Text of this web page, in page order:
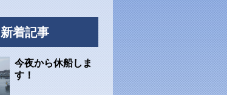
新着記事
今夜から休船しま
す！